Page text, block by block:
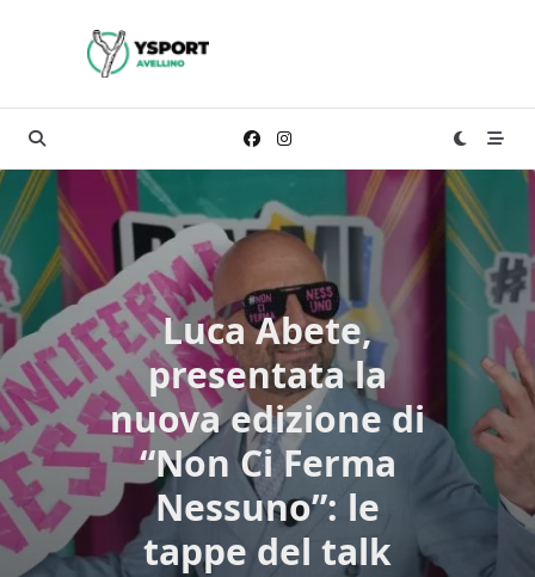
Luca Abete,
presentata la
nuova edizione di
“Non Ci Ferma
Nessuno”: le
tappe del talk